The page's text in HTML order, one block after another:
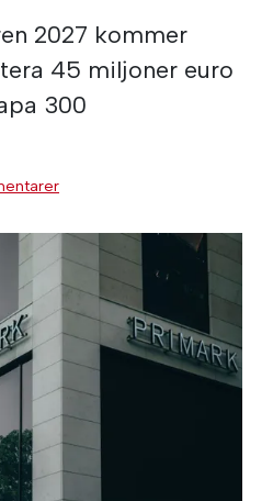
2027 kommer
45 miljoner euro
300